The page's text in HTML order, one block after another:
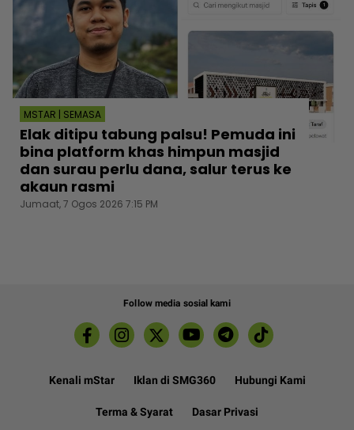
MSTAR | SEMASA
Elak ditipu tabung palsu! Pemuda ini
bina platform khas himpun masjid
dan surau perlu dana, salur terus ke
akaun rasmi
Jumaat, 7 Ogos 2026 7:15 PM
Follow media sosial kami
Kenali mStar Iklan di SMG360 Hubungi Kami
Terma & Syarat Dasar Privasi